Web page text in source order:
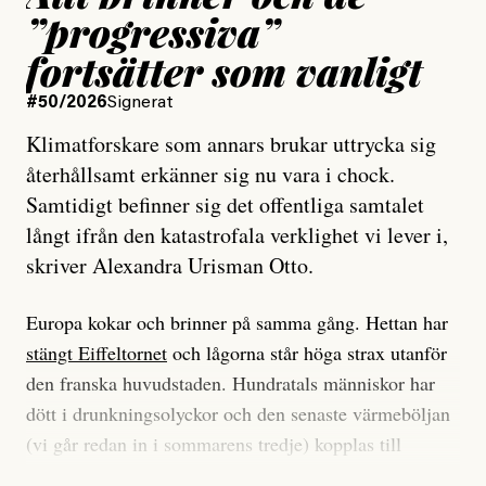
”progressiva”
fortsätter som vanligt
#50/2026Signerat
Klimatforskare som annars brukar uttrycka sig
återhållsamt erkänner sig nu vara i chock.
Samtidigt befinner sig det offentliga samtalet
långt ifrån den katastrofala verklighet vi lever i,
skriver Alexandra Urisman Otto.
Europa kokar och brinner på samma gång. Hettan har
stängt Eiffeltornet och lågorna står höga strax utanför
den franska huvudstaden. Hundratals människor har
dött i drunkningsolyckor och den senaste värmeböljan
(vi går redan in i sommarens tredje) kopplas till